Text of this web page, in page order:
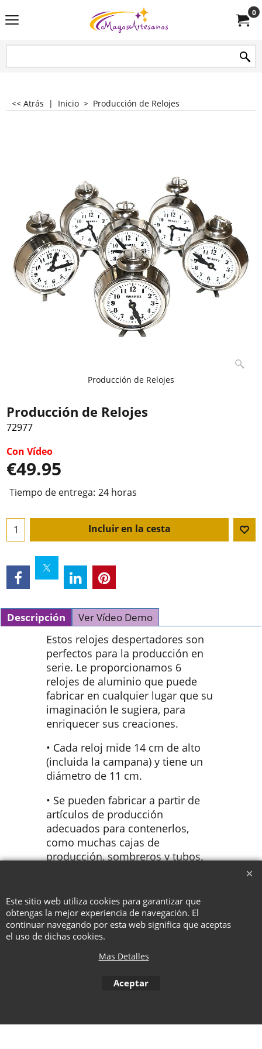
0
<< Atrás | Inicio > Producción de Relojes
Producción de Relojes
Producción de Relojes
72977
Con Vídeo
€49.95
Tiempo de entrega: 24 horas
Incluir en la cesta
Descripción Ver Vídeo Demo
Estos relojes despertadores son
perfectos para la producción en
serie. Le proporcionamos 6
relojes de aluminio que puede
fabricar en cualquier lugar que su
imaginación le sugiera, para
enriquecer sus creaciones.
• Cada reloj mide 14 cm de alto
(incluida la campana) y tiene un
diámetro de 11 cm.
• Se pueden fabricar a partir de
artículos de producción
adecuados para contenerlos,
como muchas cajas de
producción, sombreros y tubos.
To create online store ShopFactory eCommerce software was used.
Este sitio web utiliza cookies para garantizar que
obtengas la mejor experiencia de navegación. El
continuar navegando por esta web significa que aceptas
el uso de dichas cookies.
Mas Detalles
Aceptar